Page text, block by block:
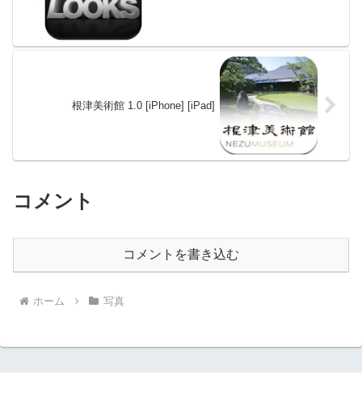
根津美術館 1.0 [iPhone] [iPad]
コメント
コメントを書き込む
ホーム 写真